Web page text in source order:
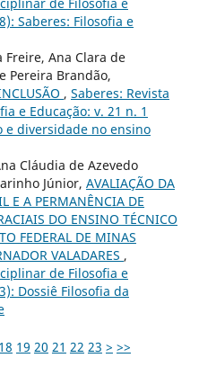
Saberes: Filosofia e
Freire, Ana Clara de
Pereira Brandão,
, Saberes: Revista
e Educação: v. 21 n. 1
e diversidade no ensino
Cláudia de Azevedo
Júnior, AVALIAÇÃO DA
E A PERMANÊNCIA DE
DO ENSINO TÉCNICO
FEDERAL DE MINAS
VALADARES ,
de Filosofia e
Dossiê Filosofia da
18 19 20 21 22 23 > >>